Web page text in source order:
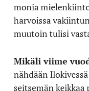
monia
harvoissa
muutoin tulisi
Mikäli viime
nähdään
seitsemän keikkaa